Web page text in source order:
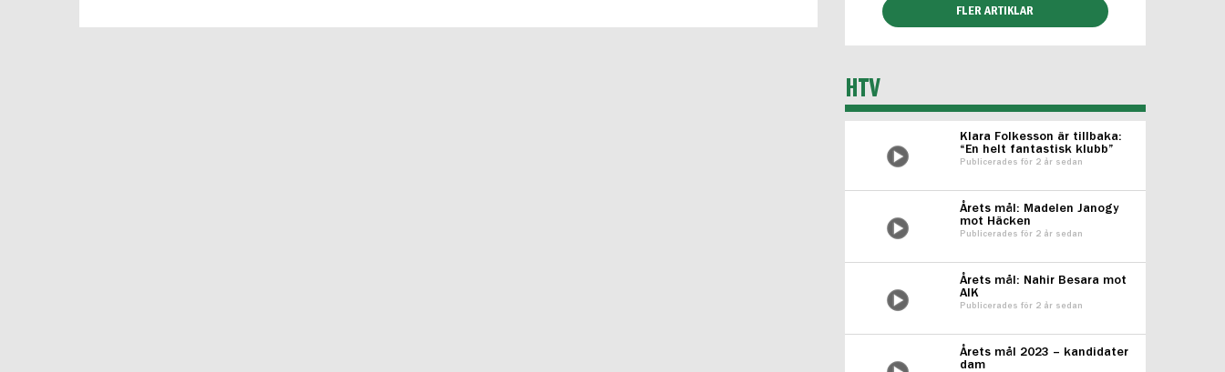
FLER ARTIKLAR
HTV
Klara Folkesson är tillbaka:
“En helt fantastisk klubb”
Publicerades för 2 år sedan
Årets mål: Madelen Janogy
mot Häcken
Publicerades för 2 år sedan
Årets mål: Nahir Besara mot
AIK
Publicerades för 2 år sedan
Årets mål 2023 – kandidater
dam